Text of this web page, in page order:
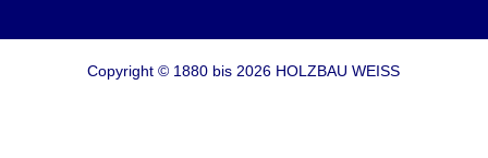
Copyright © 1880 bis 2026 HOLZBAU WEISS